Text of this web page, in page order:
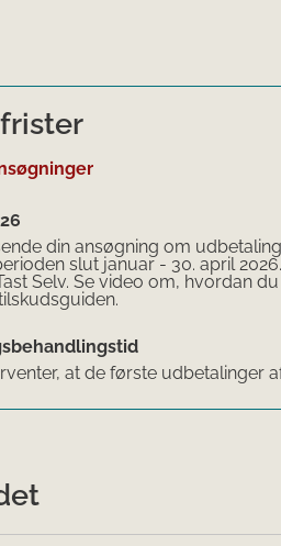
din ansøgning om udbetaling
slut januar - 30. april 2026.
Selv. Se video om, hvordan du
at de første udbetalinger